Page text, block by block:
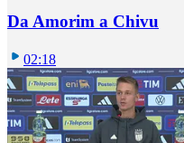
Da Amorim a Chivu
02:18